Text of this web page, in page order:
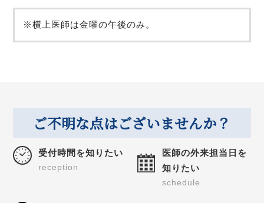
横上医師は金曜の午後のみ。
ご不明な点はございませんか？
受付時間を知りたい
reception
医師の外来担当日を
知りたい
schedule